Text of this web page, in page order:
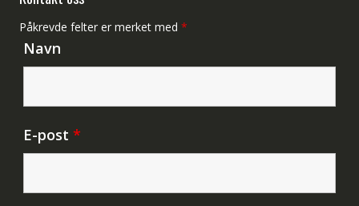
Påkrevde felter er merket med *
Navn
E-post *